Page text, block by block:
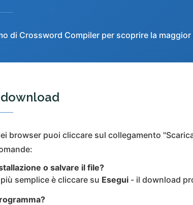
di Crossword Compiler per scoprire la
browser puoi cliccare sul collegamento
o salvare il file?
semplice è cliccare su Esegui - il download